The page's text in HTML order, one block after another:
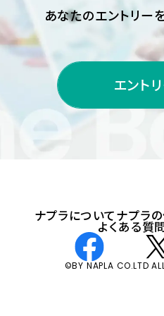
あなたのエントリー
エント
エント
ナプラについてナプラ
よくある質
©BY NAPLA CO.LTD